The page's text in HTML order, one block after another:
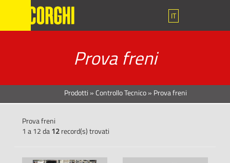
IT
Prova freni
Prodotti »Controllo Tecnico» Prova freni
Prova freni
1 a 12 da12record(s) trovati